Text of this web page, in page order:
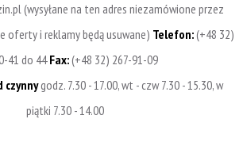
(wysyłane na ten adres niezamówione przez
oferty i reklamy będą usuwane) Telefon:(+48 32)
41 do 44Fax:(+48 32) 267-91-09
czynnygodz. 7.30 - 17.00, wt - czw 7.30 - 15.30, w
piątki 7.30 - 14.00